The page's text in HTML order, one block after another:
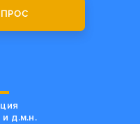
д.м.н.